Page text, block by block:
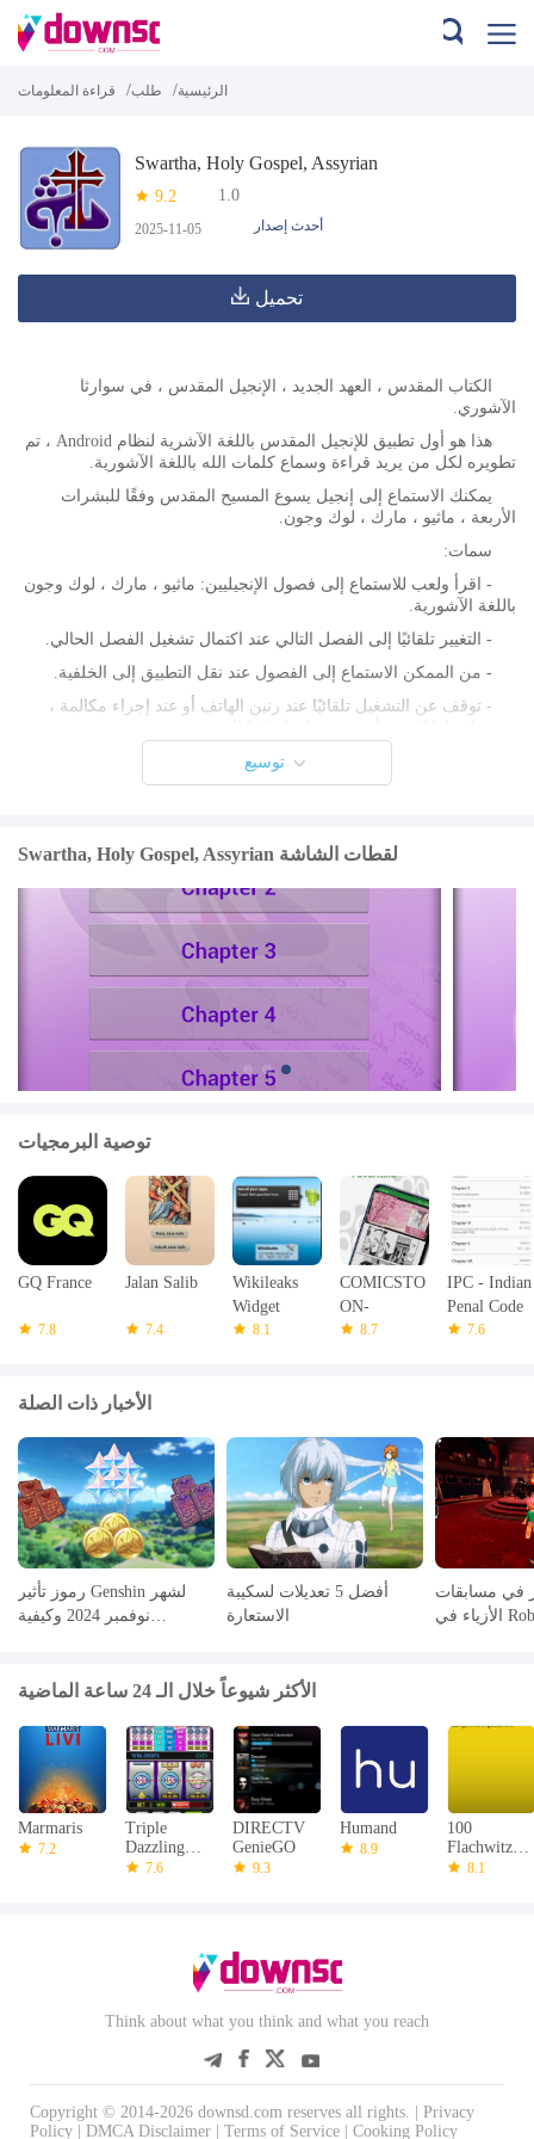
الرئيسية/ طلب/ قراءة المعلومات
Swartha, Holy Gospel, Assyrian
9.2 1.0
2025-11-05 أحدث إصدار
تحميل
الكتاب المقدس ، العهد الجديد ، الإنجيل المقدس ، في سوارثا
الآشوري.
هذا هو أول تطبيق للإنجيل المقدس باللغة الآشرية لنظام Android ، تم
تطويره لكل من يريد قراءة وسماع كلمات الله باللغة الآشورية.
يمكنك الاستماع إلى إنجيل يسوع المسيح المقدس وفقًا للبشرات
الأربعة ، ماثيو ، مارك ، لوك وجون.
سمات:
- اقرأ ولعب للاستماع إلى فصول الإنجيليين: ماثيو ، مارك ، لوك وجون
باللغة الآشورية.
- التغيير تلقائيًا إلى الفصل التالي عند اكتمال تشغيل الفصل الحالي.
- من الممكن الاستماع إلى الفصول عند نقل التطبيق إلى الخلفية.
- توقف عن التشغيل تلقائيًا عند رنين الهاتف أو عند إجراء مكالمة ،
يرجى ملاحظة أنك بحاجة إلى الاتصال بالإنترنت من أجل الوصول إلى
الخادم وتشغيل ملفات الصوت.
توسيع
Swartha, Holy Gospel, Assyrian لقطات الشاشة
توصية البرمجيات
GQ France
7.8
Jalan Salib
7.4
Wikileaks
Widget
8.1
COMICSTO
ON-
Temukan
8.7
IPC - Indian
Penal Code
7.6
الأخبار ذات الصلة
رموز تأثير Genshin لشهر
نوفمبر 2024 وكيفية
أفضل 5 تعديلات لسكيبة
الاستعارة
في مسابقات
الأزياء في Roblox Hununt
الأكثر شيوعاً خلال الـ 24 ساعة الماضية
Marmaris
7.2
Triple
Dazzling
Diamonds
7.6
DIRECTV
GenieGO
9.3
Humand
8.9
100
Flachwitze
3 HD
8.1
Think about what you think and what you reach
Copyright © 2014-2026 downsd.com reserves all rights. | Privacy
Policy
DMCA Disclaimer Terms of Service Cooking Policy